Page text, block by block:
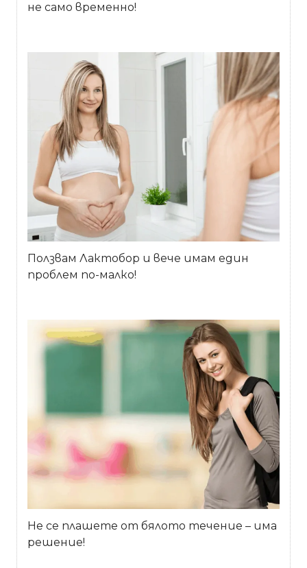
не само временно!
Ползвам Лактобор и вече имам един
проблем по-малко!
Не се плашете от бялото течение – има
решение!